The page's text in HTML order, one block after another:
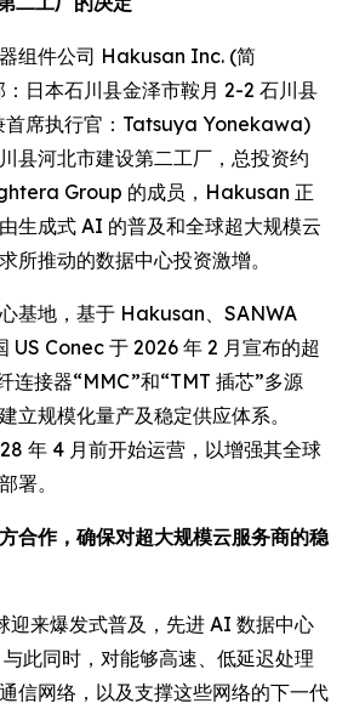
组件公司 Hakusan Inc. (简
日本石川县金泽市鞍月 2-2 石川县
首席执行官：Tatsuya Yonekawa)
县河北市建设第二工厂，总投资约
Group 的成员，Hakusan 正
生成式 AI 的普及和全球超大规模云
所推动的数据中心投资激增。
基地，基于 Hakusan、SANWA
US Conec 于 2026 年 2 月宣布的超
连接器“MMC”和“TMT 插芯”多源
立规模化量产及稳定供应体系。
年 4 月前开始运营，以增强其全球
署。
合作，确保对超大规模云服务商的稳
迎来爆发式普及，先进 AI 数据中心
此同时，对能够高速、低延迟处理
信网络，以及支撑这些网络的下一代